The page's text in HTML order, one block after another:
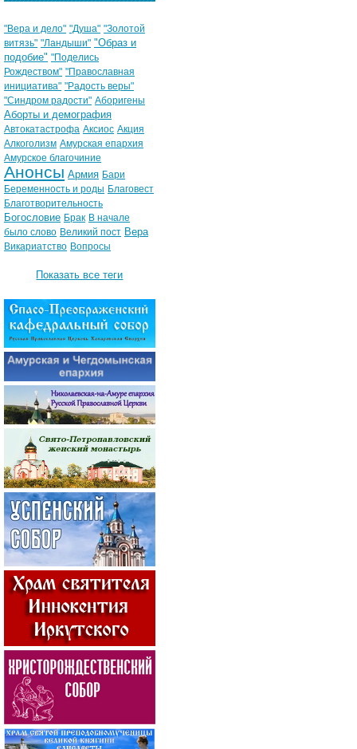
"Вера и дело" "Душа" "Золотой
витязь" "Ландыши" "Образ и
подобие" "Поделись
Рождеством" "Православная
инициатива" "Радость веры"
"Синдром радости" Аборигены
Аборты и демография
Автокатастрофа Аксиос Акция
Алкоголизм Амурская епархия
Амурское благочиние
Анонсы Армия Бари
Беременность и роды Благовест
Благотворительность
Богословие Брак В начале
было слово Великий пост Вера
Викариатство Вопросы
Показать все теги